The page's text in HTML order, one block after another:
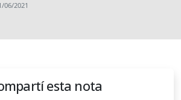
06/2021
esta nota